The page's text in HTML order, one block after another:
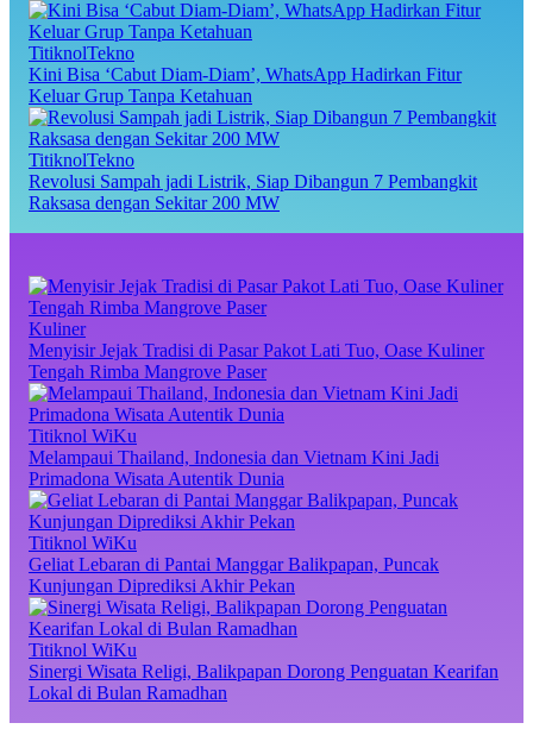
TitiknolTekno
Kini Bisa ‘Cabut Diam-Diam’, WhatsApp Hadirkan Fitur
Keluar Grup Tanpa Ketahuan
TitiknolTekno
Revolusi Sampah jadi Listrik, Siap Dibangun 7 Pembangkit
Raksasa dengan Sekitar 200 MW
Kuliner
Menyisir Jejak Tradisi di Pasar Pakot Lati Tuo, Oase Kuliner
Tengah Rimba Mangrove Paser
Titiknol WiKu
Melampaui Thailand, Indonesia dan Vietnam Kini Jadi
Primadona Wisata Autentik Dunia
Titiknol WiKu
Geliat Lebaran di Pantai Manggar Balikpapan, Puncak
Kunjungan Diprediksi Akhir Pekan
Titiknol WiKu
Sinergi Wisata Religi, Balikpapan Dorong Penguatan Kearifan
Lokal di Bulan Ramadhan